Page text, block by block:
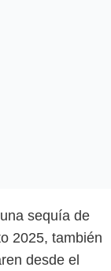
sequía de
2025, también
desde el